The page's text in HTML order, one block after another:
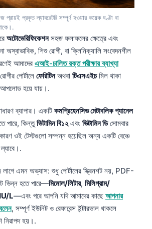
প্রায়ই প্রকৃত ল্যাবরেটরি সম্পূর্ণ হওয়ার কয়েক ঘণ্টা বা
অটোভেরিফিকেশনসহজ ফলাফলের ক্ষেত্রে এবং
অস্বাভাবিক, শিশু রোগী, বা ক্লিনিক্যালি সংবেদনশীল
আমাদের এআই-চালিত রক্ত পরীক্ষার ব্যাখ্যা
পোর্টালে ফেরিটিনঅথবা টিএসএইচমিল থাকা
আপলোড হয়ে যায়।.
ব্যাপার। একটি কমপ্রিহেনসিভ মেটাবলিক প্যানেল
পারে, কিন্তুভিটামিন বি১২ এবং ভিটামিন ডিসোমবার
ওই টেস্টগুলো সম্পন্ন হয়েছিল অন্য একটি বেঞ্চে
এমন অভ্যাস: শুধু পোর্টালের স্ক্রিনশট নয়, PDF-
ভিন্ন হতে পারে—মিমোল/লিটার, মিলিগ্রাম/
L—এবং পরে আপনি যদি আমাদের কাছে আপনার
, সম্পূর্ণ ইউনিট ও রেফারেন্স ইন্টারভাল থাকলে
নিরাপদ হয়।.